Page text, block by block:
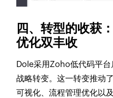
四、转型的收获
优化双丰收
Dole采用Zoho低代码平
战略转变。这一转变推动
可视化、流程管理优化以